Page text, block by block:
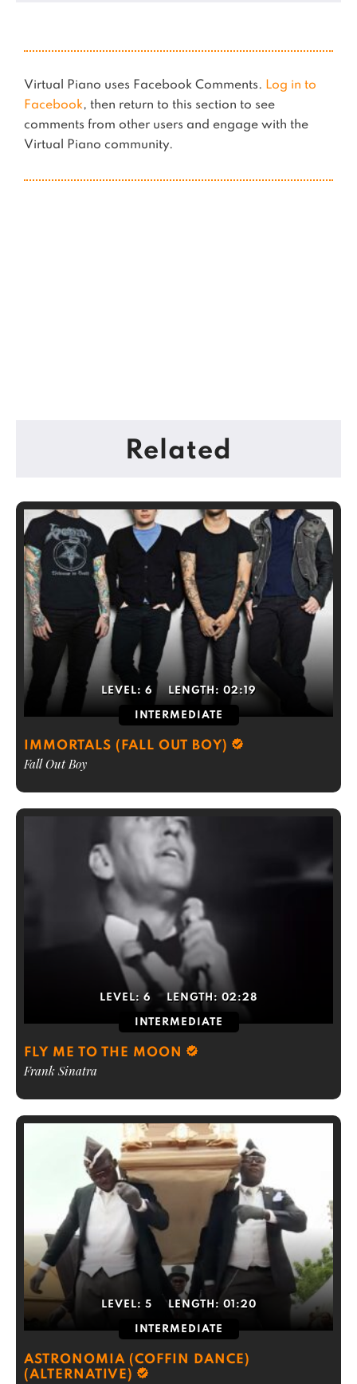
Virtual Piano uses Facebook Comments. Log in to
Facebook, then return to this section to see
comments from other users and engage with the
Virtual Piano community.
Related
LEVEL: 6 LENGTH: 02:19
INTERMEDIATE
IMMORTALS (FALL OUT BOY)
Fall Out Boy
LEVEL: 6 LENGTH: 02:28
INTERMEDIATE
FLY ME TO THE MOON
Frank Sinatra
LEVEL: 5 LENGTH: 01:20
INTERMEDIATE
ASTRONOMIA (COFFIN DANCE)
(ALTERNATIVE)